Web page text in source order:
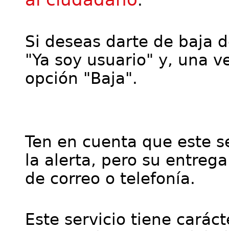
Si deseas darte de baja
"Ya soy usuario" y, una
opción "Baja".
Ten en cuenta que este
la alerta, pero su
de correo o telefonía.
Este servicio tiene